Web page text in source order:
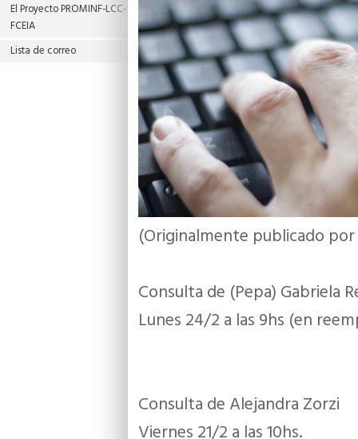
El Proyecto PROMINF‐LCC‐
FCEIA
Lista de correo
(Originalmente publicado por
Consulta de (Pepa) Gabriela
Lunes 24/2 a las 9hs (en
Consulta de Alejandra Zorzi
Viernes 21/2 a las 10hs.